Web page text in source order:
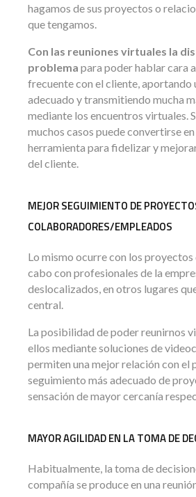
hagamos de sus proyectos o
que tengamos.
Con las reuniones virtuales la
problema para poder hablar cara
frecuente con el cliente, aportando
adecuado y transmitiendo mucha
mediante los encuentros virtuales.
muchos casos puede convertirse en
herramienta para fidelizar y
del cliente.
MEJOR SEGUIMIENTO DE
COLABORADORES/EMPLEADOS
Lo mismo ocurre con los proyectos
cabo con profesionales de la
deslocalizados, en otros lugares
central.
La posibilidad de poder reunirnos
ellos mediante soluciones de
permiten una mejor relación con el
seguimiento más adecuado de
sensación de mayor cercanía
MAYOR AGILIDAD EN LA TOMA DE
Habitualmente, la toma de
compañía se produce en una